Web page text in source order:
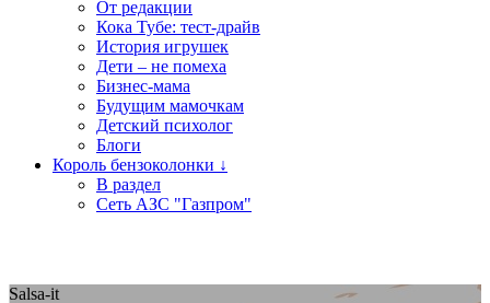
От редакции
Кока Тубе: тест-драйв
История игрушек
Дети – не помеха
Бизнес-мама
Будущим мамочкам
Детский психолог
Блоги
Король бензоколонки ↓
В раздел
Сеть АЗС "Газпром"
Salsa-it